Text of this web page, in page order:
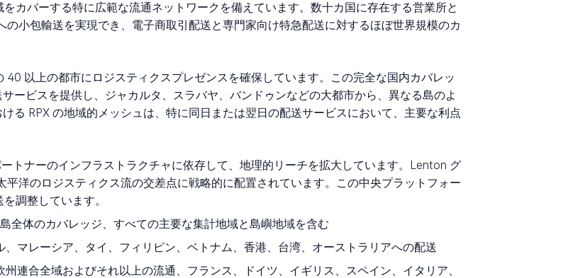
カバーする特に広範な流通ネットワークを備えています。数十カ国に存在する営業所と
小包輸送を実現でき、電子商取引配送と専門家向け特急配送に対するほぼ世界規模のカ
40 以上の都市にロジスティクスプレゼンスを確保しています。この完全な国内カバレッ
ービスを提供し、ジャカルタ、スラバヤ、バンドゥンなどの大都市から、異なる島のよ
る RPX の地域的メッシュは、特に同日または翌日の配送サービスにおいて、主要な利点
トナーのインフラストラクチャに依存して、地理的リーチを拡大しています。Lenton グ
洋のロジスティクス流の交差点に戦略的に配置されています。この中央プラットフォー
調整しています。
全体のカバレッジ、すべての主要な集計地域と島嶼地域を含む
マレーシア、タイ、フィリピン、ベトナム、香港、台湾、オーストラリアへの配送
連合全域およびそれ以上の流通、フランス、ドイツ、イギリス、スペイン、イタリア、